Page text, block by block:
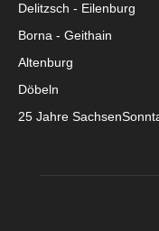
Delitzsch - Eilenburg
Borna - Geithain
Altenburg
Döbeln
25 Jahre